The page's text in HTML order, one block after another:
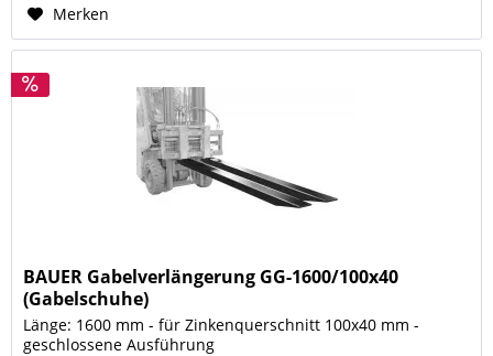
Merken
BAUER Gabelverlängerung GG-1600/100x40
(Gabelschuhe)
Länge: 1600 mm - für Zinkenquerschnitt 100x40 mm -
geschlossene Ausführung